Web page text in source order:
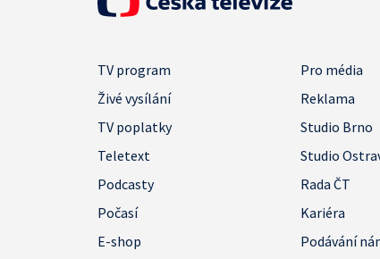
TV program
Pro média
Živé vysílání
Reklama
TV poplatky
Studio Brno
Teletext
Studio
Podcasty
Rada ČT
Počasí
Kariéra
E-shop
Podávání